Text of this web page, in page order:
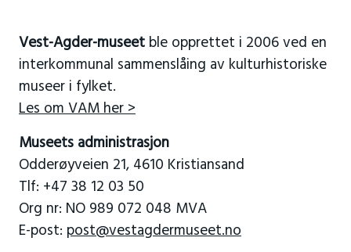
Vest-Agder-museetble opprettet i 2006 ved en
interkommunal sammenslåing av kulturhistoriske
museer i fylket.
Les om VAM her >
Museets administrasjon
Odderøyveien 21, 4610 Kristiansand
Tlf: +47 38 12 03 50
Org nr: NO 989 072 048 MVA
E-post: post@vestagdermuseet.no